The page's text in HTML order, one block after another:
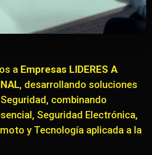
a Empresas LIDERES A
, desarrollando soluciones
combinando
Seguridad Electrónica,
y Tecnología aplicada a la